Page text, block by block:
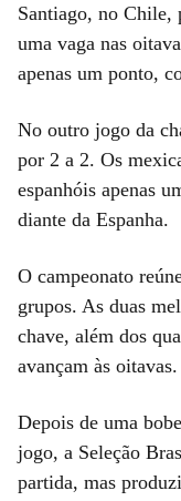
Santiago, no Chile,
uma vaga nas
apenas um ponto,
No outro jogo da
por 2 a 2. Os
espanhóis apenas
diante da Espanha.
O campeonato
grupos. As duas
chave, além dos
avançam às oitavas.
Depois de uma
jogo, a Seleção
partida, mas